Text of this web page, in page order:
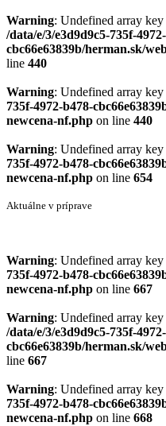
Warning: Undefined array
/data/e/3/e3d9d9c5-735f-
cbc66e63839b/herman.sk/
line 440
Warning: Undefined array
735f-4972-b478-
newcena-nf.php on line 440
Warning: Undefined array
735f-4972-b478-
newcena-nf.php on line 654
Aktuálne v príprave
Warning: Undefined array
735f-4972-b478-
newcena-nf.php on line 667
Warning: Undefined array
/data/e/3/e3d9d9c5-735f-
cbc66e63839b/herman.sk/
line 667
Warning: Undefined array
735f-4972-b478-
newcena-nf.php on line 668